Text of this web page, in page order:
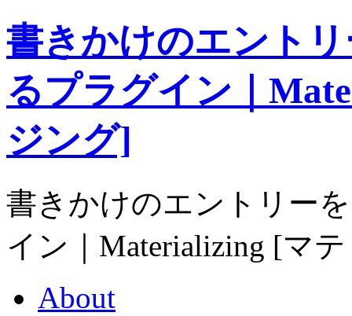
書きかけのエント
るプラグイン｜
ジング]
書きかけのエントリー
イン｜Materializing [マ
About